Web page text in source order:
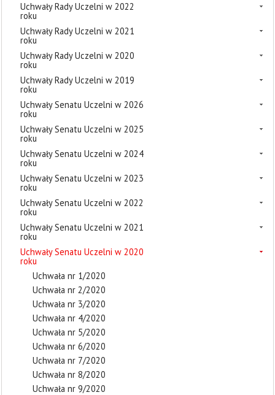
Uchwały Rady Uczelni w 2022
roku
Uchwały Rady Uczelni w 2021
roku
Uchwały Rady Uczelni w 2020
roku
Uchwały Rady Uczelni w 2019
roku
Uchwały Senatu Uczelni w 2026
roku
Uchwały Senatu Uczelni w 2025
roku
Uchwały Senatu Uczelni w 2024
roku
Uchwały Senatu Uczelni w 2023
roku
Uchwały Senatu Uczelni w 2022
roku
Uchwały Senatu Uczelni w 2021
roku
Uchwały Senatu Uczelni w 2020
roku
Uchwała nr 1/2020
Uchwała nr 2/2020
Uchwała nr 3/2020
Uchwała nr 4/2020
Uchwała nr 5/2020
Uchwała nr 6/2020
Uchwała nr 7/2020
Uchwała nr 8/2020
Uchwała nr 9/2020